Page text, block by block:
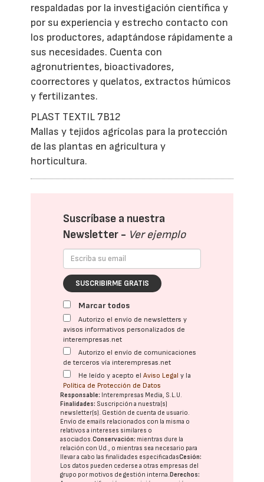
respaldadas por la investigación científica y
por su experiencia y estrecho contacto con
los productores, adaptándose rápidamente a
sus necesidades. Cuenta con
agronutrientes, bioactivadores,
coorrectores y quelatos, extractos húmicos
y fertilizantes.
PLAST TEXTIL 7B12
Mallas y tejidos agrícolas para la protección
de las plantas en agricultura y
horticultura.
Suscríbase a nuestra
Newsletter - Ver ejemplo
SUSCRIBIRME GRATIS
Marcar todos
Autorizo el envío de newsletters y
avisos informativos personalizados de
interempresas.net
Autorizo el envío de comunicaciones
de terceros vía interempresas.net
He leído y acepto elAviso Legal y la
Política de Protección de Datos
Responsable: Interempresas Media, S.L.U.
Finalidades: Suscripción a nuestra(s)
newsletter(s). Gestión de cuenta de usuario.
Envío de emails relacionados con la misma o
relativos a intereses similares o
asociados.Conservación: mientras dure la
relación con Ud., o mientras sea necesario para
llevar a cabo las finalidades especificadasCesión:
Los datos pueden cederse a otras empresas del
grupo por motivos de gestión interna.Derechos: